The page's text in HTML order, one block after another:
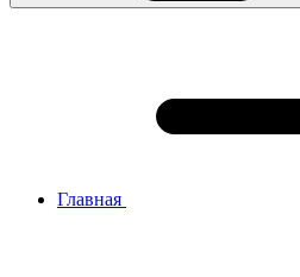
Главная